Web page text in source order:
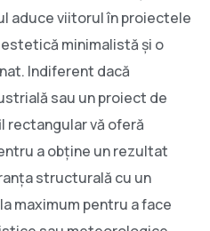
aduce viitorul în proiectele
minimalistă și o
Indiferent dacă
sau un proiect de
rectangular vă oferă
a obține un rezultat
structurală cu un
maximum pentru a face